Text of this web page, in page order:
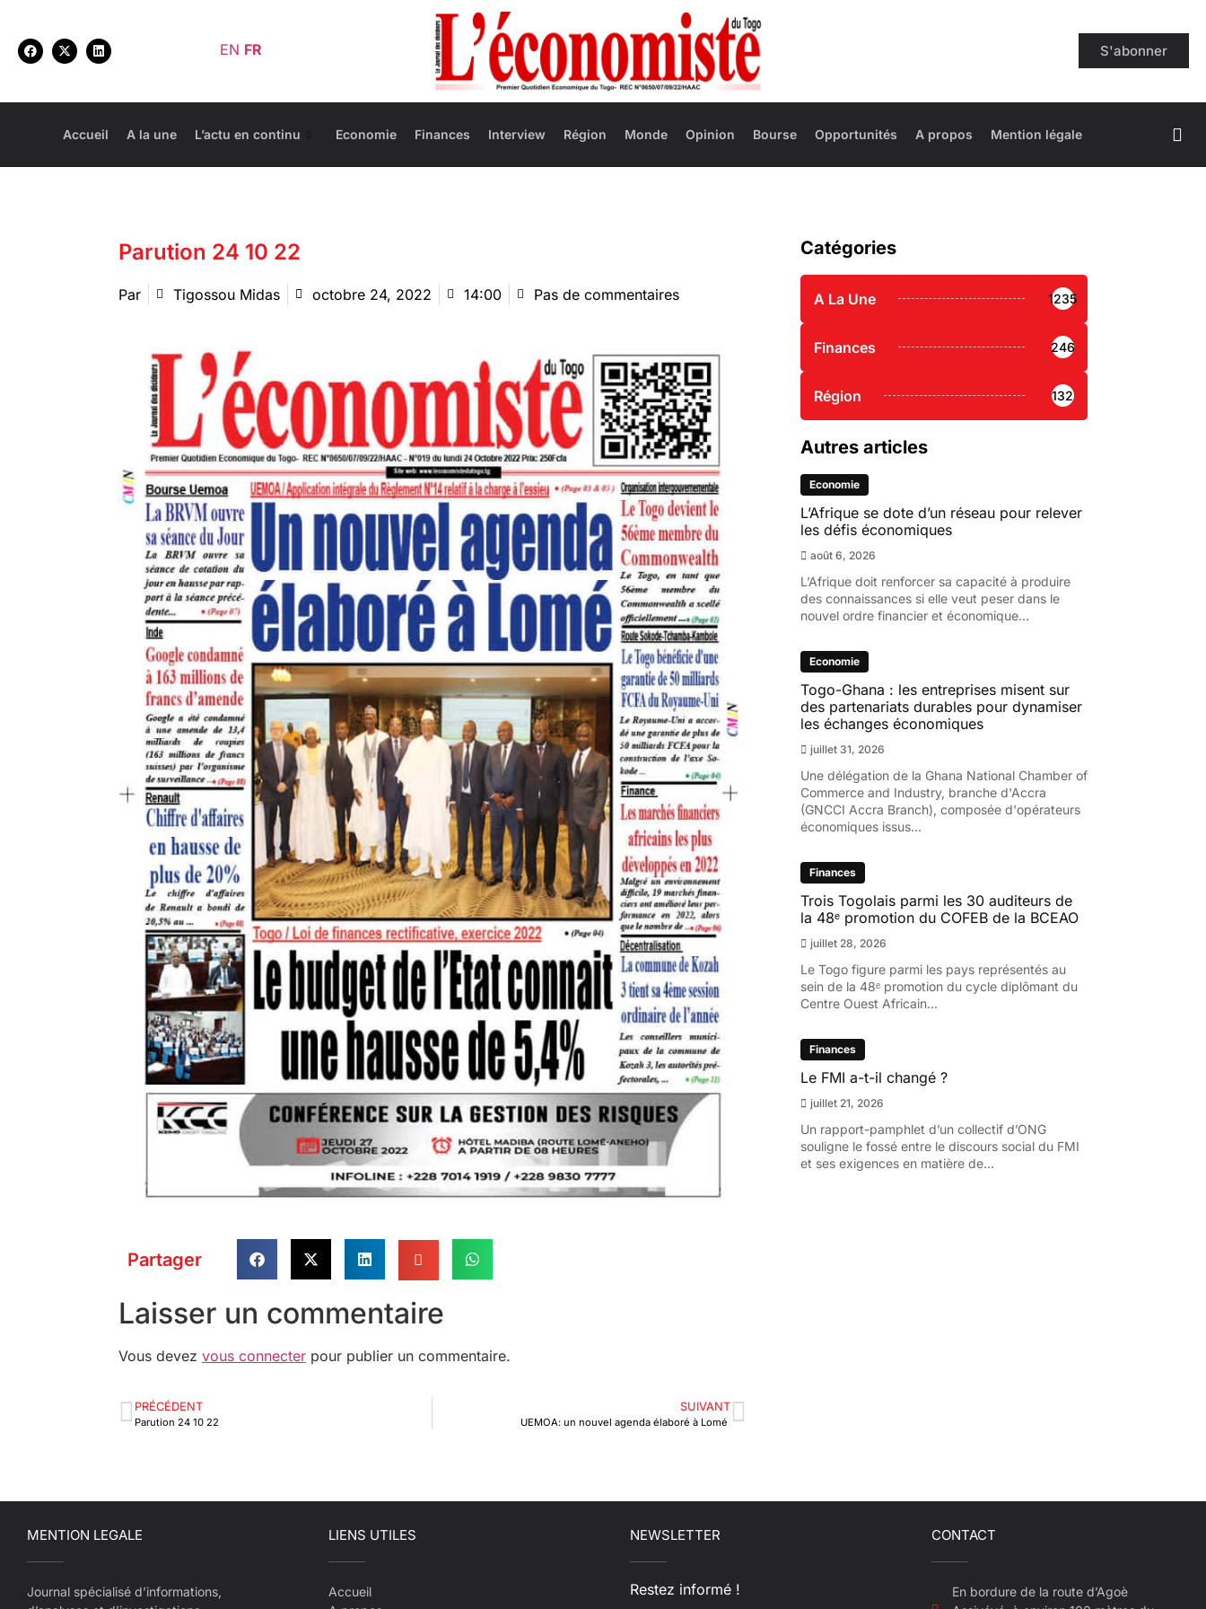
EN FR S'abonner
Accueil A la une L’actu en continu Economie Finances Interview Région Monde Opinion Bourse Opportunités A propos Mention légale
Parution 24 10 22
Par Tigossou Midas octobre 24, 2022 14:00 Pas de commentaires
Partager
Laisser un commentaire
Vous devez vous connecter pour publier un commentaire.
PRÉCÉDENT
Parution 24 10 22
SUIVANT
UEMOA: un nouvel agenda élaboré à Lomé
Catégories
A La Une 1235
Finances 246
Région 132
Autres articles
Economie
L’Afrique se dote d’un réseau pour relever
les défis économiques
août 6, 2026
L’Afrique doit renforcer sa capacité à produire
des connaissances si elle veut peser dans le
nouvel ordre financier et économique...
Economie
Togo-Ghana : les entreprises misent sur
des partenariats durables pour dynamiser
les échanges économiques
juillet 31, 2026
Une délégation de la Ghana National Chamber of
Commerce and Industry, branche d'Accra
(GNCCI Accra Branch), composée d'opérateurs
économiques issus...
Finances
Trois Togolais parmi les 30 auditeurs de
la 48ᵉ promotion du COFEB de la BCEAO
juillet 28, 2026
Le Togo figure parmi les pays représentés au
sein de la 48ᵉ promotion du cycle diplômant du
Centre Ouest Africain...
Finances
Le FMI a-t-il changé ?
juillet 21, 2026
Un rapport-pamphlet d’un collectif d’ONG
souligne le fossé entre le discours social du FMI
et ses exigences en matière de...
MENTION LEGALE
Journal spécialisé d’informations,
LIENS UTILES
Accueil
NEWSLETTER
Restez informé !
CONTACT
En bordure de la route d’Agoè